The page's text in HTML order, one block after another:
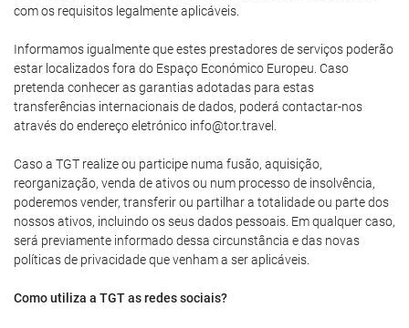
com os requisitos legalmente aplicáveis.
Informamos igualmente que estes prestadores de serviços poderão
estar localizados fora do Espaço Económico Europeu. Caso
pretenda conhecer as garantias adotadas para estas
transferências internacionais de dados, poderá contactar-nos
através do endereço eletrónico info@tor.travel.
Caso a TGT realize ou participe numa fusão, aquisição,
reorganização, venda de ativos ou num processo de insolvência,
poderemos vender, transferir ou partilhar a totalidade ou parte dos
nossos ativos, incluindo os seus dados pessoais. Em qualquer caso,
será previamente informado dessa circunstância e das novas
políticas de privacidade que venham a ser aplicáveis.
Como utiliza a TGT as redes sociais?